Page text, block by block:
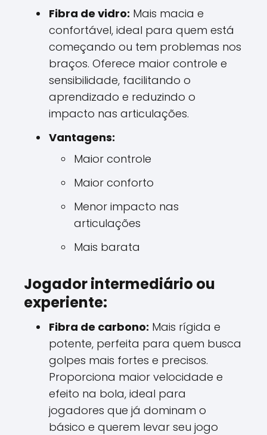
Fibra de vidro: Mais macia e
confortável, ideal para quem está
começando ou tem problemas nos
braços. Oferece maior controle e
sensibilidade, facilitando o
aprendizado e reduzindo o
impacto nas articulações.
Vantagens:
Maior controle
Maior conforto
Menor impacto nas
articulações
Mais barata
Jogador intermediário ou
experiente:
Fibra de carbono: Mais rígida e
potente, perfeita para quem busca
golpes mais fortes e precisos.
Proporciona maior velocidade e
efeito na bola, ideal para
jogadores que já dominam o
básico e querem levar seu jogo